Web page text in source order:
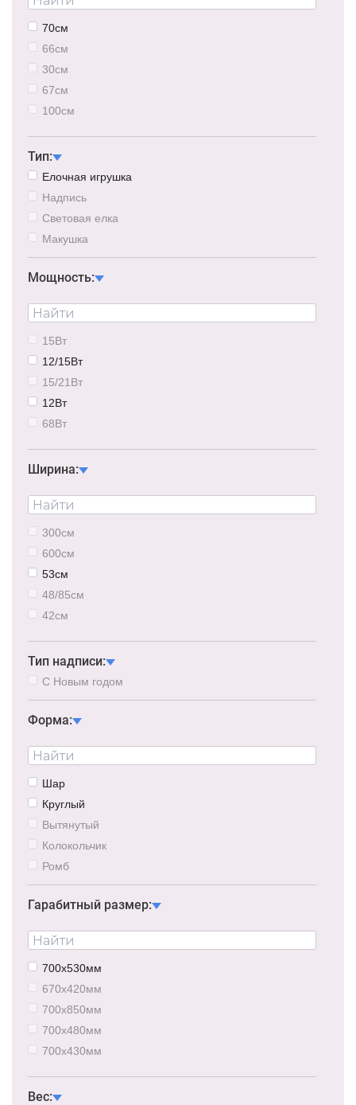
70см
66см
30см
67см
100см
Тип:
Елочная игрушка
Надпись
Световая елка
Макушка
Мощность:
15Вт
12/15Вт
15/21Вт
12Вт
68Вт
21Вт
63Вт
75Вт
87Вт
105Вт
66/68Вт
Ширина:
300см
600см
53см
48/85см
42см
43см
28/40см
Тип надписи:
С Новым годом
Форма:
Шар
Круглый
Вытянутый
Колокольчик
Ромб
Гарабитный размер:
700х530мм
670х420мм
700х850мм
700х480мм
700х430мм
5980х500мм
Вес: